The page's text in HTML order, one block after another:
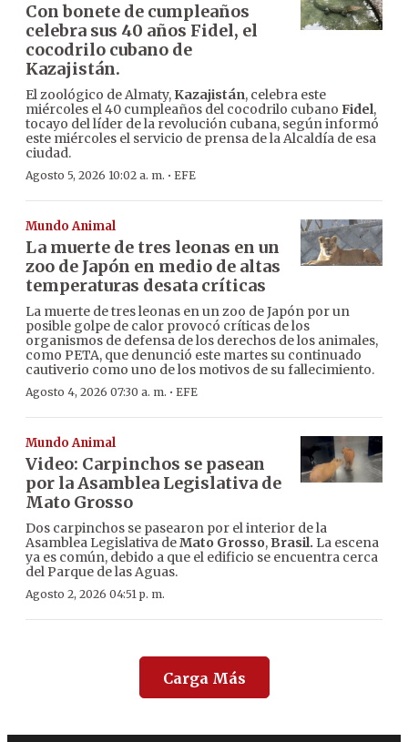
Con bonete de cumpleaños
celebra sus 40 años Fidel, el
cocodrilo cubano de
Kazajistán.
El zoológico de Almaty, Kazajistán, celebra este
miércoles el 40 cumpleaños del cocodrilo cubano Fidel,
tocayo del líder de la revolución cubana, según informó
este miércoles el servicio de prensa de la Alcaldía de esa
ciudad.
Agosto 5, 2026 10:02 a. m. · EFE
Mundo Animal
La muerte de tres leonas en un
zoo de Japón en medio de altas
temperaturas desata críticas
La muerte de tres leonas en un zoo de Japón por un
posible golpe de calor provocó críticas de los
organismos de defensa de los derechos de los animales,
como PETA, que denunció este martes su continuado
cautiverio como uno de los motivos de su fallecimiento.
Agosto 4, 2026 07:30 a. m. · EFE
Mundo Animal
Video: Carpinchos se pasean
por la Asamblea Legislativa de
Mato Grosso
Dos carpinchos se pasearon por el interior de la
Asamblea Legislativa deMato Grosso, Brasil. La escena
ya es común, debido a que el edificio se encuentra cerca
del Parque de las Aguas.
Agosto 2, 2026 04:51 p. m.
Carga Más